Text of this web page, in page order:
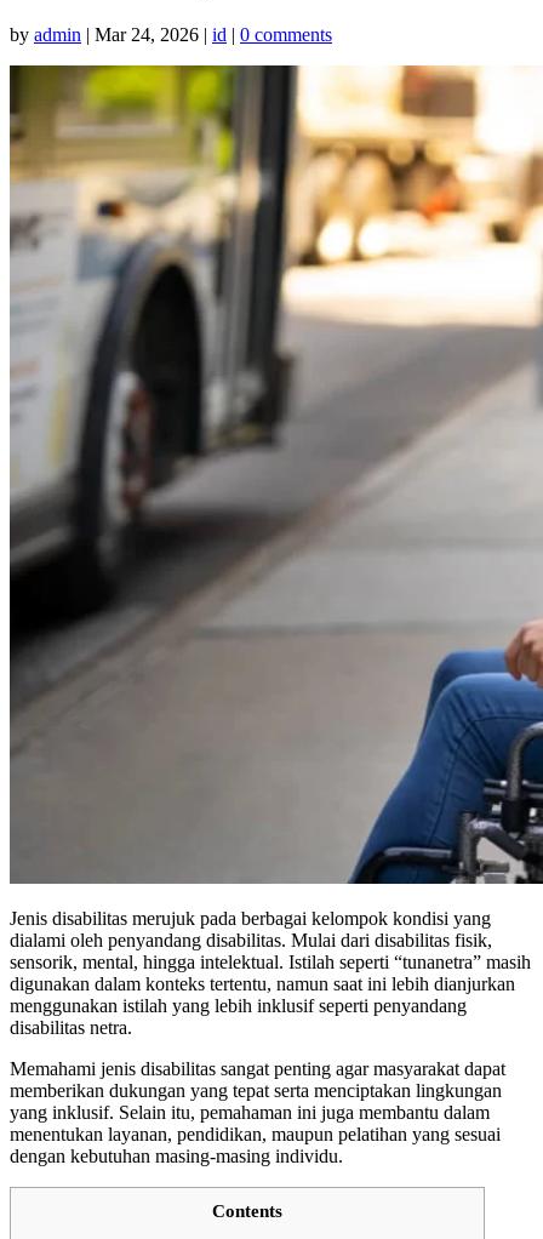
by admin | Mar 24, 2026 | id | 0 comments
Jenis disabilitas merujuk pada berbagai kelompok kondisi yang
dialami oleh penyandang disabilitas. Mulai dari disabilitas fisik,
sensorik, mental, hingga intelektual. Istilah seperti “tunanetra” masih
digunakan dalam konteks tertentu, namun saat ini lebih dianjurkan
menggunakan istilah yang lebih inklusif seperti penyandang
disabilitas netra.
Memahami jenis disabilitas sangat penting agar masyarakat dapat
memberikan dukungan yang tepat serta menciptakan lingkungan
yang inklusif. Selain itu, pemahaman ini juga membantu dalam
menentukan layanan, pendidikan, maupun pelatihan yang sesuai
dengan kebutuhan masing-masing individu.
Contents